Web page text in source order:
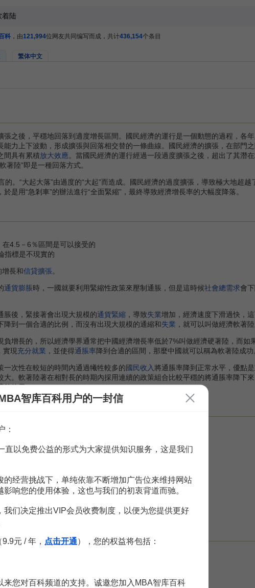
科 ，由121,994位网友共同编写而成，共计436,154个条目
繁体中文
張之後，平穩地回落到適度增長區間。國民經濟的運行是一個動態的過程，各
力上下波動，形成擴張與回落相交替的一條曲線。國民經濟的擴張，在部門
間具有累積放大效應。當國民經濟的運行經過一段過度擴張之後，超出了其潛
著陸”即是一種回落方式。
。“大起大落”由過度的“大起”而造成。國民經濟的過度擴張，導致極大地超越
是用“急剎車”的辦法進行“全面緊縮”，最終導致經濟增長率的大幅度降落。
4.5－6％區間是可以接受的
指標是不現實的
增長和信貸擴張。
通貨膨脹時，一國就要利用緊縮性政策來壓制通脹，但是這時候社會總需求會
後，緊接著會出現大規模的通貨緊縮 ，導致失業增加，經濟速度下滑過快
到一個合適的比例，而沒有出現大規模的通縮和失業 ，就可以叫做經濟軟著陸
長的，所以經濟學界通常把中國經濟增長率低於7%叫做經濟硬著陸，而如
實現充分就業 ，並使得通脹率降到合適的區間，那麼中國就可以稱為軟著陸成功
次性在較短的時間內通過犧牲較多的國民收入 將通脹率降到正常水平，優點
。軟著陸著在相對長的時期內採用連續的政策組合比較平穩的將通脹率降下
的效果。
MBA智库APP
錯誤內容，請編輯條目或投訴舉報。
智库百科用户的一封信
：
直以免费公益的形式为大家提供知识服务，这是我们
的经营挑战下，单纯依靠不断增加广告位来维持网站
响您的使用体验，这也与我们的初衷背道而驰。
我们决定推出VIP会员收费制度，以便为您提供更好
元 / 年， 点击开通），您的权益将包括：
来您对百科频道的支持。诚邀您加入MBA智库百科